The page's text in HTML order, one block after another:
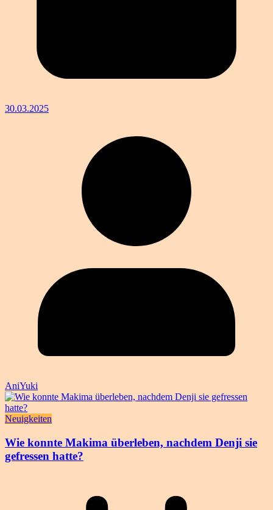
30.03.2025
AniYuki
Neuigkeiten
Wie konnte Makima überleben, nachdem Denji sie
gefressen hatte?